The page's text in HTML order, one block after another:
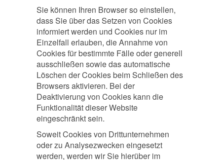
Sie können Ihren Browser so einstellen,
dass Sie über das Setzen von Cookies
informiert werden und Cookies nur im
Einzelfall erlauben, die Annahme von
Cookies für bestimmte Fälle oder generell
ausschließen sowie das automatische
Löschen der Cookies beim Schließen des
Browsers aktivieren. Bei der
Deaktivierung von Cookies kann die
Funktionalität dieser Website
eingeschränkt sein.
Soweit Cookies von Drittunternehmen
oder zu Analysezwecken eingesetzt
werden, werden wir Sie hierüber im